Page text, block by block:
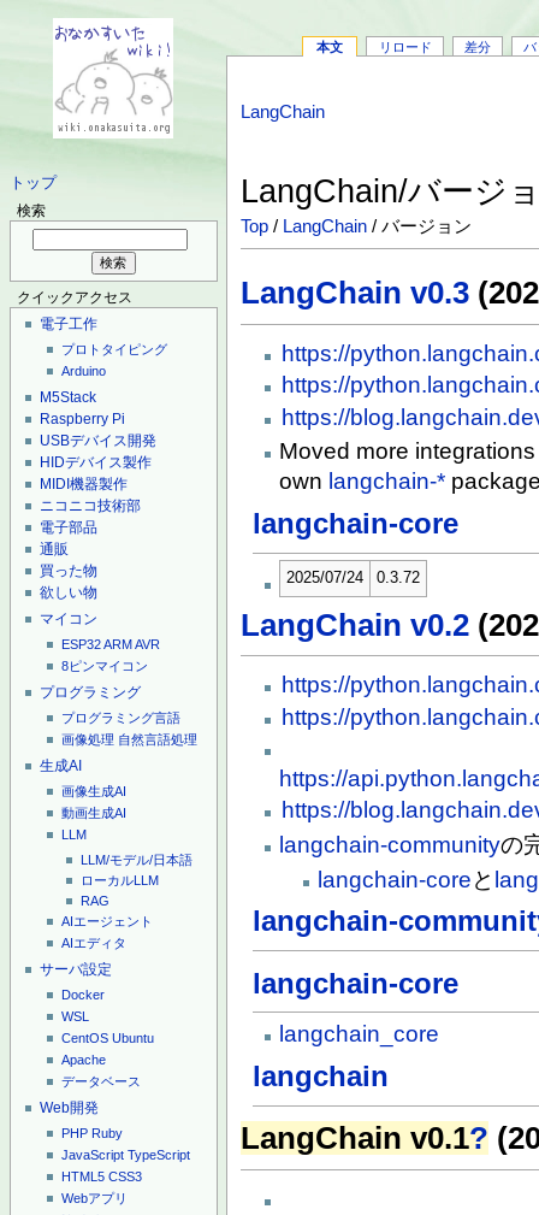
トップ
検索
クイックアクセス
電子工作
プロトタイピング
Arduino
M5Stack
Raspberry Pi
USBデバイス開発
HIDデバイス製作
MIDI機器製作
ニコニコ技術部
電子部品
通販
買った物
欲しい物
マイコン
ESP32ARMAVR
8ピンマイコン
プログラミング
プログラミング言語
画像処理 自然言語処理
生成AI
画像生成AI
動画生成AI
LLM
LLM/モデル/日本語
ローカルLLM
RAG
AIエージェント
AIエディタ
サーバ設定
Docker
WSL
CentOS Ubuntu
Apache
データベース
Web開発
PHP Ruby
JavaScript TypeScript
HTML5 CSS3
Webアプリ
本文 リロード 差分 バ
LangChain
LangChain/バージ
Top / LangChain / バージョン
LangChain v0.3
https://
https://
https://
Moved more
own langchain-*
langchain-core
2025/07/24 0.3.72
LangChain v0.2
https://
https://
https://
https://
langchain-communityの
langchain-coreと
langchain-
langchain-core
langchain_core
langchain
LangChain v0.1?